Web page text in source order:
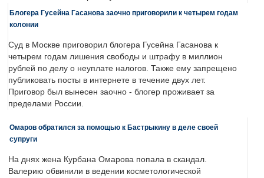
Блогера Гусейна Гасанова заочно приговорили к четырем годам
колонии
Суд в Москве приговорил блогера Гусейна Гасанова к
четырем годам лишения свободы и штрафу в миллион
рублей по делу о неуплате налогов. Также ему запрещено
публиковать посты в интернете в течение двух лет.
Приговор был вынесен заочно - блогер проживает за
пределами России.
Омаров обратился за помощью к Бастрыкину в деле своей
супруги
На днях жена Курбана Омарова попала в скандал.
Валерию обвинили в ведении косметологической